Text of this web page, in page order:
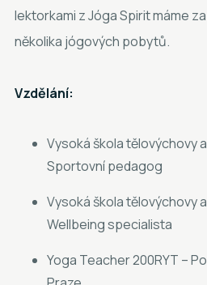
lektorkami z Jóga Spirit máme
několika jógových pobytů.
Vzdělání:
Vysoká škola tělovýchovy
Sportovní pedagog
Vysoká škola tělovýchovy
Wellbeing specialista
Yoga Teacher 200RYT –